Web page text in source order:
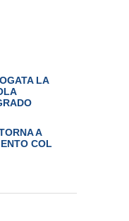
LA
A
COL